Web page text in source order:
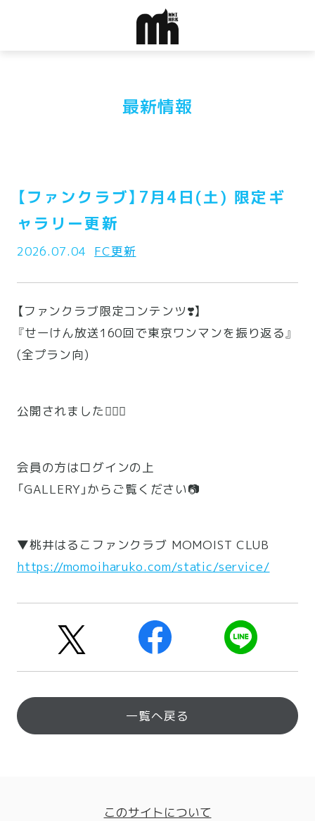
最新情報
【ファンクラブ】7月4日(土) 限定ギ
ャラリー更新
2026.07.04 FC更新
【ファンクラブ限定コンテンツ❣️】
『せーけん放送160回で東京ワンマンを振り返る』
(全プラン向)
公開されました💁🏼‍♀️
会員の方はログインの上
「GALLERY」からご覧ください📷
▼桃井はるこファンクラブ MOMOIST CLUB
https://momoiharuko.com/static/service/
一覧へ戻る
このサイトについて